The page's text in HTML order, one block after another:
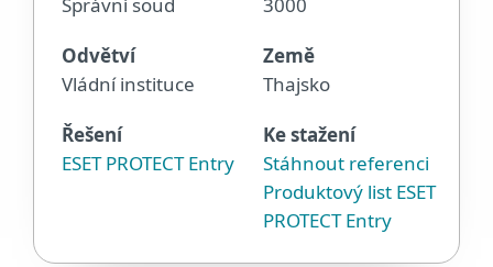
Odvětví
Vládní instituce
Řešení
ESET PROTECT Entry
Země
Thajsko
Ke stažení
Stáhnout referenci
Produktový list ESET
PROTECT Entry